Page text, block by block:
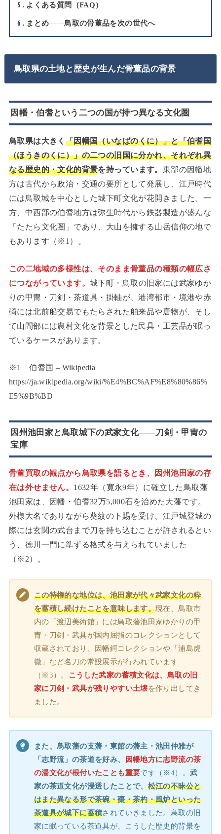
5 よくある質問（FAQ）
6 まとめ——鳥取の骨董品を次の世代へ
鳥取県の土地と歴史が生んだ骨董品の背景
因幡・伯耆という二つの国が持つ異なる文化圏
鳥取県は大きく 「因幡国（いなばのくに）」と「伯耆国
（ほうきのくに）」の二つの旧国に分かれ、それぞれ異
なる歴史的・文化的背景を持っています。 東部の因幡地
方は古代から政治・交通の要所として発展し、江戸時代
には鳥取城を中心とした城下町文化が花開きました。一
方、中西部の伯耆地方は弥生時代から鉄器製造が盛んな
「たたら文化圏」であり、大山を擁する山岳信仰の地で
もあります（※1）。
この二地域の多様性は、そのまま骨董品の種類の幅広さ
につながっています。城下町・鳥取の旧家には武家ゆか
りの甲冑・刀剣・茶道具・掛軸が、港湾都市・境港や赤
碕には北前船交易でもたらされた舶来品や唐物が、そし
て山間部には農村文化を背景とした民具・工芸品が眠っ
ているケースがあります。
※1 伯耆国 – Wikipedia
https://ja.wikipedia.org/wiki/%E4%BC%AF%E8%80%86%
E5%9B%BD
因州池田家と鳥取城下の武家文化——刀剣・甲冑の
宝庫
骨董買取の観点から鳥取県を語るとき、因州池田家の存
在は外せません。 1632年（寛永9年）に確立した鳥取藩
池田家は、因幡・伯耆32万5,000石を治めた大藩です。
外様大名でありながら葵紋の下賜を受け、江戸城登城の
際には玄関の式台まで刀を持ち込むことが許されるとい
う、徳川一門に準ずる格式を与えられていました
（※2）。
この特権的な地位は、池田家が代々武家文化の粋
を蓄積し続けたことを意味します。現在、鳥取市
内の「渡辺美術館」には鳥取藩池田家ゆかりの甲
冑・刀剣・武具が国内屈指のコレクションとして
収蔵されており、因幡鍔コレクションや「浦島虎
徹」など名刀の常設展示が行われています
（※3）。 こうした武家の蓄積文化は、鳥取の旧
家に刀剣・武具が残りやすい土壌を作り出してき
ました。
また、鳥取藩の支藩・東館の藩主・池田仲雅が
「志野流」の茶道を好み、
因幡地方に志野流の茶
の湯文化が根付いたことも重要です（※4）。 武
家の茶道文化が浸透したことで、 松江の不昧公と
はまた異なる形で茶碗・棗・茶杓・風炉といった
茶道具が城下に蓄積されていきました。鳥取の旧
家に眠っている茶道具が、こうした歴史的背景を